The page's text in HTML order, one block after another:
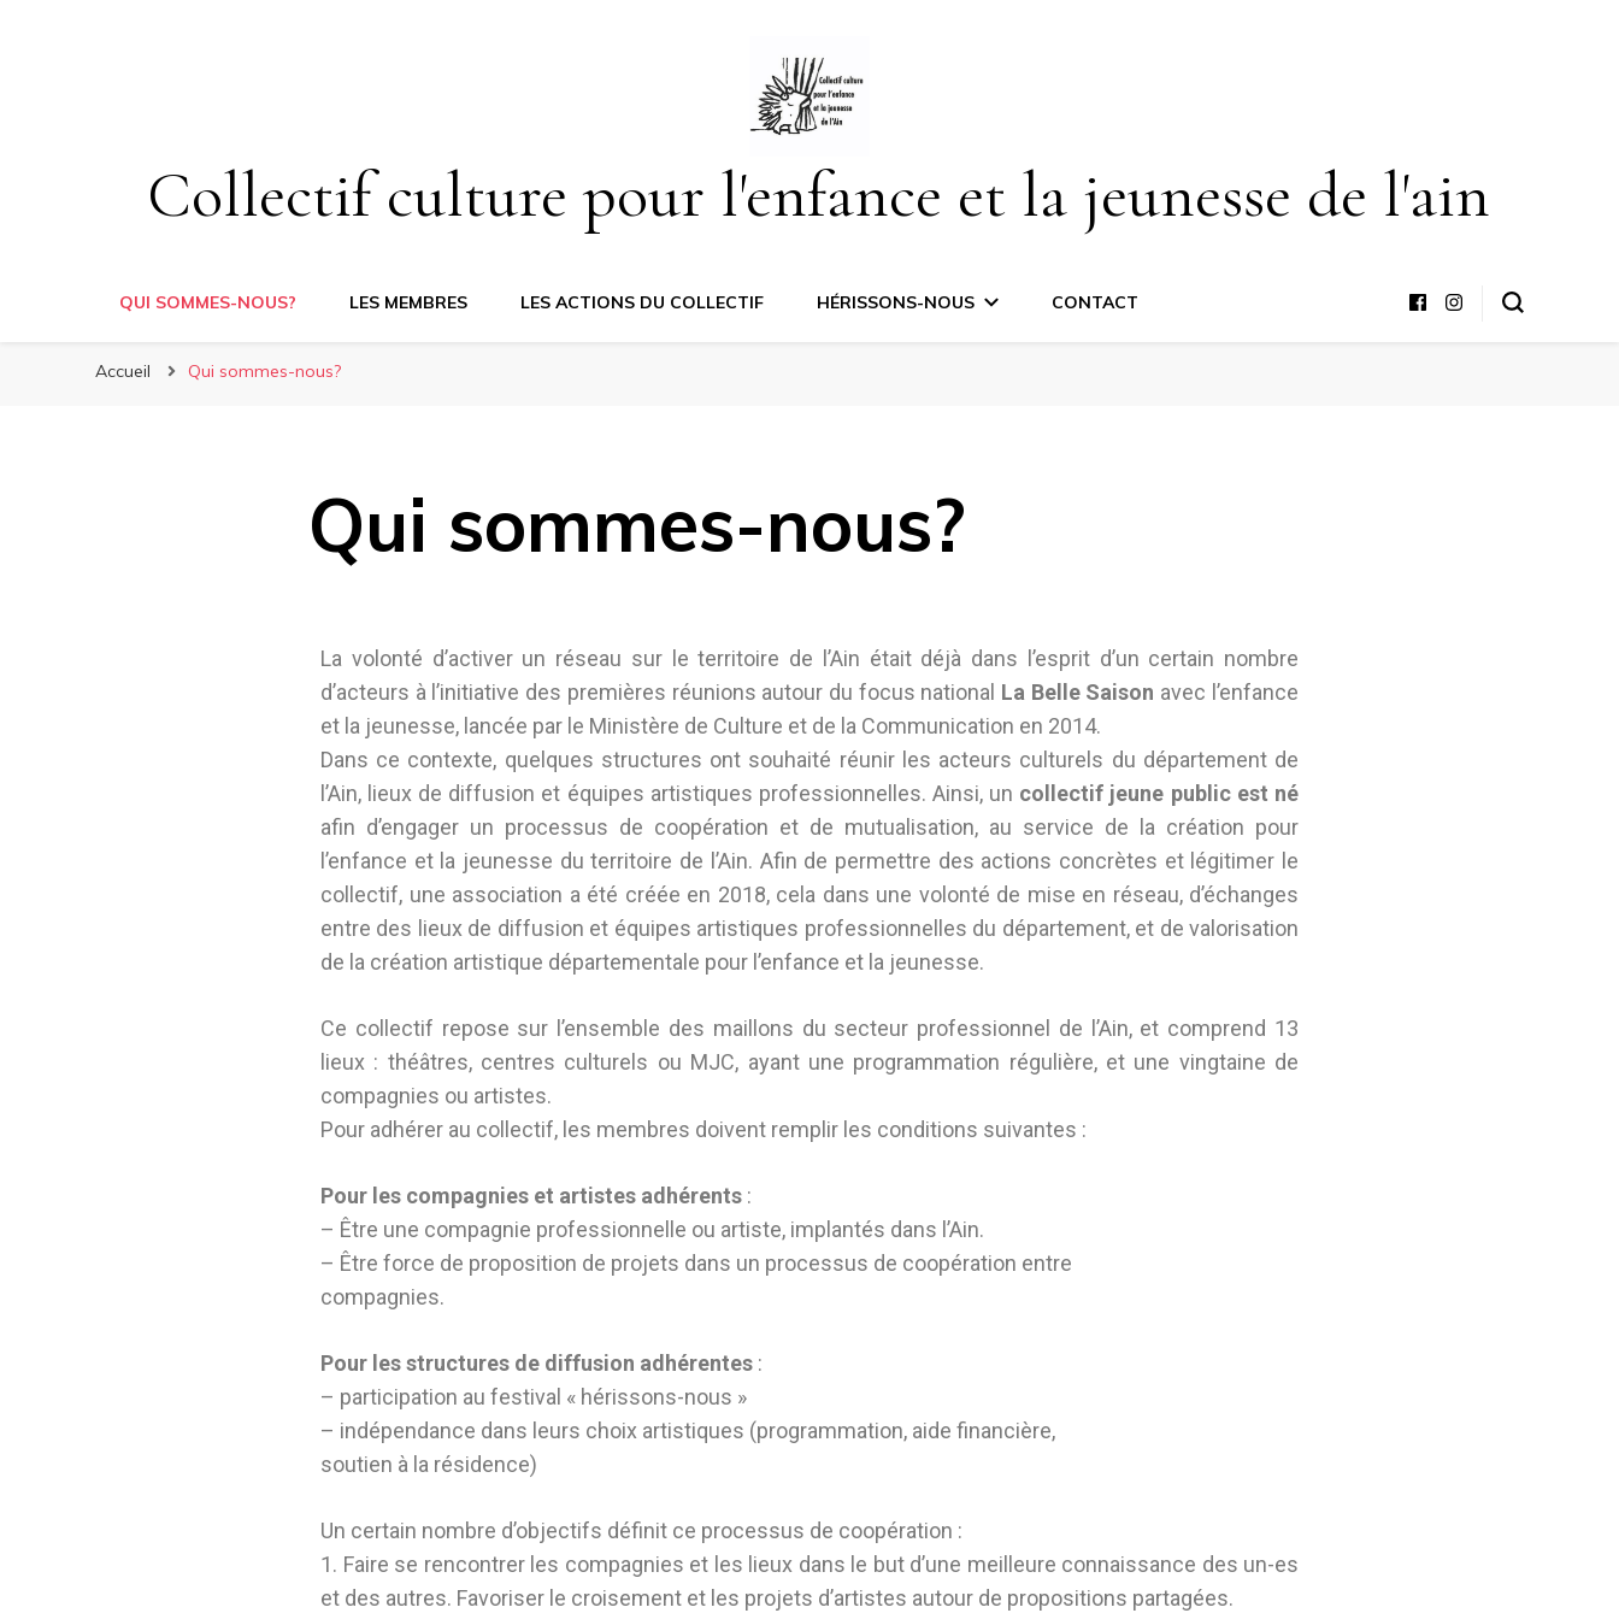
Collectif culture pour l'enfance et la jeunesse de l'ain
QUI SOMMES-NOUS? LES MEMBRES LES ACTIONS DU COLLECTIF HÉRISSONS-NOUS CONTACT
Accueil Qui sommes-nous?
Qui sommes-nous?
La volonté d’activer un réseau sur le territoire de l’Ain était déjà dans l’esprit d’un certain nombre
d’acteurs à l’initiative des premières réunions autour du focus national La Belle Saison avec l’enfance
et la jeunesse, lancée par le Ministère de Culture et de la Communication en 2014.
Dans ce contexte, quelques structures ont souhaité réunir les acteurs culturels du département de
l’Ain, lieux de diffusion et équipes artistiques professionnelles. Ainsi, un collectif jeune public est né
afin d’engager un processus de coopération et de mutualisation, au service de la création pour
l’enfance et la jeunesse du territoire de l’Ain. Afin de permettre des actions concrètes et légitimer le
collectif, une association a été créée en 2018, cela dans une volonté de mise en réseau, d’échanges
entre des lieux de diffusion et équipes artistiques professionnelles du département, et de valorisation
de la création artistique départementale pour l’enfance et la jeunesse.
Ce collectif repose sur l’ensemble des maillons du secteur professionnel de l’Ain, et comprend 13
lieux : théâtres, centres culturels ou MJC, ayant une programmation régulière, et une vingtaine de
compagnies ou artistes.
Pour adhérer au collectif, les membres doivent remplir les conditions suivantes :
Pour les compagnies et artistes adhérents :
– Être une compagnie professionnelle ou artiste, implantés dans l’Ain.
– Être force de proposition de projets dans un processus de coopération entre
compagnies.
Pour les structures de diffusion adhérentes :
– participation au festival « hérissons-nous »
– indépendance dans leurs choix artistiques (programmation, aide financière,
soutien à la résidence)
Un certain nombre d’objectifs définit ce processus de coopération :
1. Faire se rencontrer les compagnies et les lieux dans le but d’une meilleure connaissance des un-es
et des autres. Favoriser le croisement et les projets d’artistes autour de propositions partagées.